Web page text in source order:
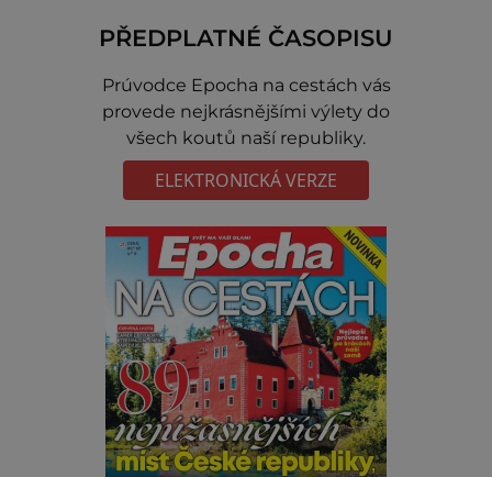
PŘEDPLATNÉ ČASOPISU
Prúvodce Epocha na cestách vás
provede nejkrásnějšími výlety do
všech koutů naší republiky.
ELEKTRONICKÁ VERZE